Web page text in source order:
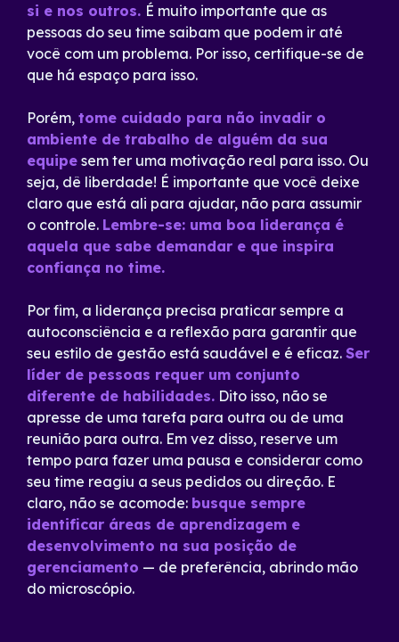
si e nos outros. É muito importante que as
pessoas do seu time saibam que podem ir até
você com um problema. Por isso, certifique-se de
que há espaço para isso.
Porém, tome cuidado para não invadir o
ambiente de trabalho de alguém da sua
equipe sem ter uma motivação real para isso. Ou
seja, dê liberdade! É importante que você deixe
claro que está ali para ajudar, não para assumir
o controle. Lembre-se: uma boa liderança é
aquela que sabe demandar e que inspira
confiança no time.
Por fim, a liderança precisa praticar sempre a
autoconsciência e a reflexão para garantir que
seu estilo de gestão está saudável e é eficaz. Ser
líder de pessoas requer um conjunto
diferente de habilidades. Dito isso, não se
apresse de uma tarefa para outra ou de uma
reunião para outra. Em vez disso, reserve um
tempo para fazer uma pausa e considerar como
seu time reagiu a seus pedidos ou direção. E
claro, não se acomode: busque sempre
identificar áreas de aprendizagem e
desenvolvimento na sua posição de
gerenciamento — de preferência, abrindo mão
do microscópio.